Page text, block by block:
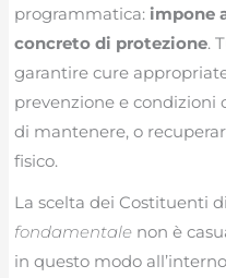
programmatica: impone
concreto di protezione.
garantire cure
prevenzione e condizioni
di mantenere, o
fisico.
La scelta dei Costituenti
fondamentale non è
in questo modo